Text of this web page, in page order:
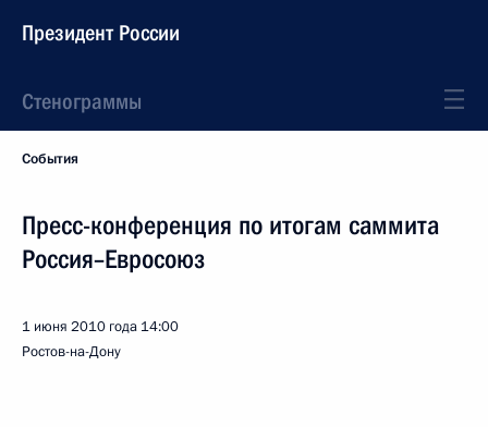
Президент России
Стенограммы
События
Пресс-конференция по итогам саммита
Россия–Евросоюз
1 июня 2010 года 14:00
Ростов-на-Дону